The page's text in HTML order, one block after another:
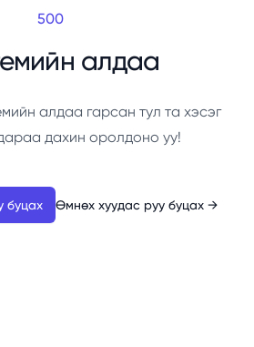
500
алдаа
алдаа гарсан тул та хэсэг
дахин оролдоно уу!
буцах Өмнөх хуудас руу буцах →